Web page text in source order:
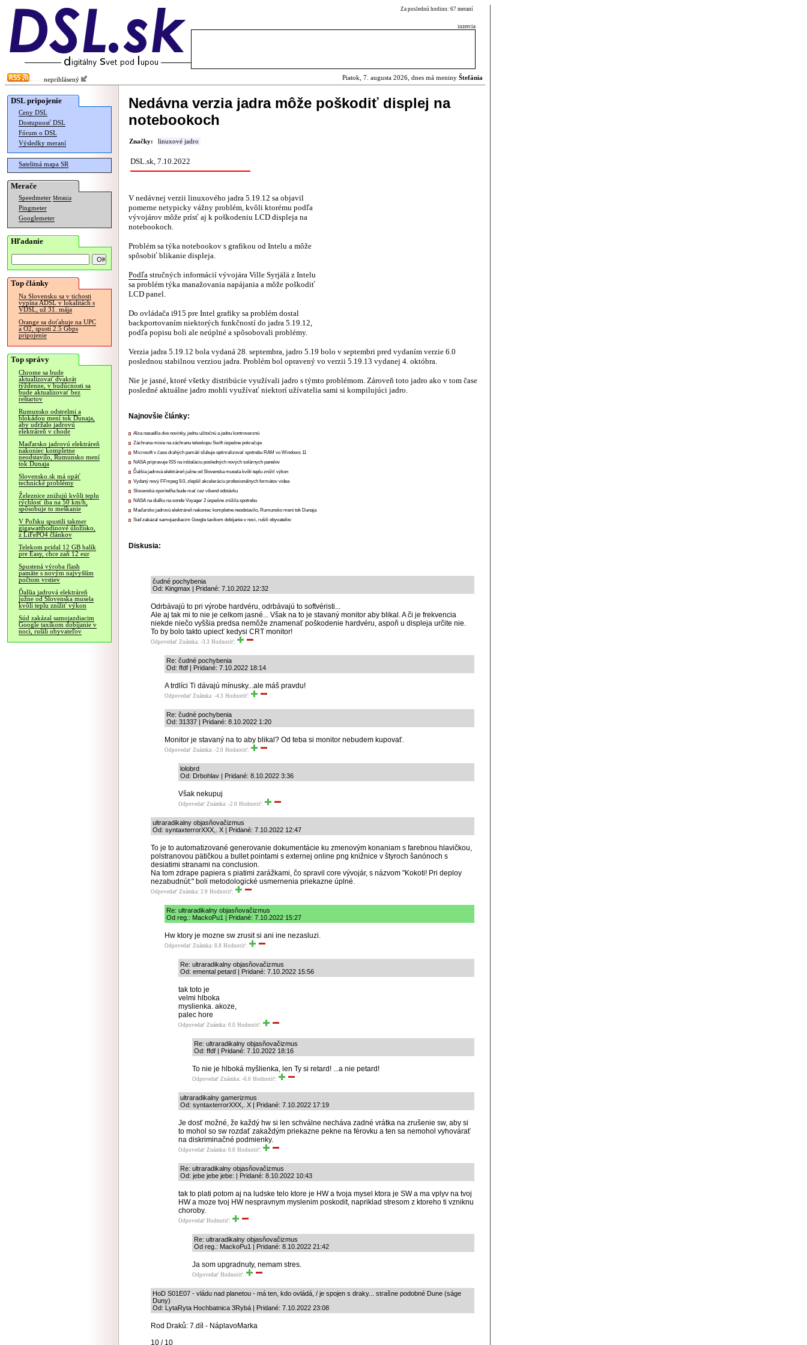
Za poslednú hodinu: 67 meraní
inzercia
neprihlásený Piatok, 7. augusta 2026, dnes má meniny Štefánia
DSL pripojenie
Ceny DSL
Dostupnosť DSL
Fórum o DSL
Výsledky meraní
Satelitná mapa SR
Merače
Speedmeter Merania
Pingmeter
Googlemeter
Hľadanie
Top články
Na Slovensku sa v tichosti
vypína ADSL v lokalitách s
VDSL, už 31. mája
Orange sa doťahuje na UPC
a O2, spustí 2.5 Gbps
pripojenie
Top správy
Chrome sa bude
aktualizovať dvakrát
týždenne, v budúcnosti sa
bude aktualizovať bez
reštartov
Rumunsko odstrelmi a
blokádou mení tok Dunaja,
aby udržalo jadrovú
elektráreň v chode
Maďarsko jadrovú elektráreň
nakoniec kompletne
neodstavilo, Rumunsko mení
tok Dunaja
Slovensko.sk má opäť
technické problémy
Železnice znižujú kvôli teplu
rýchlosť iba na 50 km/h,
spôsobuje to meškanie
V Poľsku spustili takmer
gigawatthodinové úložisko,
z LiFePO4 článkov
Telekom pridal 12 GB balík
pre Easy, chce zaň 12 eur
Spustená výroba flash
pamäte s novým najvyšším
počtom vrstiev
Ďalšia jadrová elektráreň
južne od Slovenska musela
kvôli teplu znížiť výkon
Súd zakázal samojazdiacim
Google taxíkom dobíjanie v
noci, rušili obyvateľov
Nedávna verzia jadra môže poškodiť displej na
notebookoch
Značky: linuxové jadro
DSL.sk, 7.10.2022
V nedávnej verzii linuxového jadra 5.19.12 sa objavil
pomerne netypicky vážny problém, kvôli ktorému podľa
vývojárov môže prísť aj k poškodeniu LCD displeja na
notebookoch.
Problém sa týka notebookov s grafikou od Intelu a môže
spôsobiť blikanie displeja.
Podľa stručných informácií vývojára Ville Syrjälä z Intelu
sa problém týka manažovania napájania a môže poškodiť
LCD panel.
Do ovládača i915 pre Intel grafiky sa problém dostal
backportovaním niektorých funkčností do jadra 5.19.12,
podľa popisu boli ale neúplné a spôsobovali problémy.
Verzia jadra 5.19.12 bola vydaná 28. septembra, jadro 5.19 bolo v septembri pred vydaním verzie 6.0
poslednou stabilnou verziou jadra. Problém bol opravený vo verzii 5.19.13 vydanej 4. októbra.
Nie je jasné, ktoré všetky distribúcie využívali jadro s týmto problémom. Zároveň toto jadro ako v tom čase
posledné aktuálne jadro mohli využívať niektorí užívatelia sami si kompilujúci jadro.
Najnovšie články:
Alza nasadila dve novinky, jednu užitočnú a jednu kontroverznú
Záchrana misie na záchranu teleskopu Swift úspešne pokračuje
Microsoft v čase drahých pamätí sľubuje optimalizovať spotrebu RAM vo Windows 11
NASA pripravuje ISS na inštaláciu posledných nových solárnych panelov
Ďalšia jadrová elektráreň južne od Slovenska musela kvôli teplu znížiť výkon
Vydaný nový FFmpeg 9.0, zlepšil akceleráciu profesionálnych formátov videa
Slovenská sporiteľňa bude mať cez víkend odstávku
NASA na diaľku na sonde Voyager 2 úspešne znížila spotrebu
Maďarsko jadrovú elektráreň nakoniec kompletne neodstavilo, Rumunsko mení tok Dunaja
Súd zakázal samojazdiacim Google taxíkom dobíjanie v noci, rušili obyvateľov
Diskusia:
čudné pochybenia
Od: Kingmax | Pridané: 7.10.2022 12:32
Odrbávajú to pri výrobe hardvéru, odrbávajú to softvéristi...
Ale aj tak mi to nie je celkom jasné... Však na to je stavaný monitor aby blikal. A či je frekvencia
niekde niečo vyššia predsa nemôže znamenať poškodenie hardvéru, aspoň u displeja určite nie.
To by bolo takto upiecť kedysi CRT monitor!
Odpovedať Známka: -3.3 Hodnotiť:
Re: čudné pochybenia
Od: ffdf | Pridané: 7.10.2022 18:14
A trdlíci Ti dávajú mínusky...ale máš pravdu!
Odpovedať Známka: -4.3 Hodnotiť:
Re: čudné pochybenia
Od: 31337 | Pridané: 8.10.2022 1:20
Monitor je stavaný na to aby blikal? Od teba si monitor nebudem kupovať.
Odpovedať Známka: -2.0 Hodnotiť:
lolobrd
Od: Drbohlav | Pridané: 8.10.2022 3:36
Však nekupuj
Odpovedať Známka: -2.0 Hodnotiť:
ultraradikalny objasňovačizmus
Od: syntaxterrorXXX,. X | Pridané: 7.10.2022 12:47
To je to automatizované generovanie dokumentácie ku zmenovým konaniam s farebnou hlavičkou,
polstranovou pätičkou a bullet pointami s externej online png knižnice v štyroch šanónoch s
desiatimi stranami na conclusion.
Na tom zdrape papiera s piatimi zarážkami, čo spravil core vývojár, s názvom "Kokoti! Pri deploy
nezabudnút:" boli metodologické usmernenia priekazne úplné.
Odpovedať Známka: 2.9 Hodnotiť:
Re: ultraradikalny objasňovačizmus
Od reg.: MackoPu1 | Pridané: 7.10.2022 15:27
Hw ktory je mozne sw zrusit si ani ine nezasluzi.
Odpovedať Známka: 8.8 Hodnotiť:
Re: ultraradikalny objasňovačizmus
Od: emental petard | Pridané: 7.10.2022 15:56
tak toto je
velmi hlboka
myslienka. akoze,
palec hore
Odpovedať Známka: 0.0 Hodnotiť:
Re: ultraradikalny objasňovačizmus
Od: ffdf | Pridané: 7.10.2022 18:16
To nie je hlboká myšlienka, len Ty si retard! ...a nie petard!
Odpovedať Známka: -6.0 Hodnotiť:
ultraradikalny gamerizmus
Od: syntaxterrorXXX,. X | Pridané: 7.10.2022 17:19
Je dosť možné, že každý hw si len schválne necháva zadné vrátka na zrušenie sw, aby si
to mohol so sw rozdať zakaždým priekazne pekne na férovku a ten sa nemohol vyhovárať
na diskriminačné podmienky.
Odpovedať Známka: 0.0 Hodnotiť:
Re: ultraradikalny objasňovačizmus
Od: jebe jebe jebe: | Pridané: 8.10.2022 10:43
tak to plati potom aj na ludske telo ktore je HW a tvoja mysel ktora je SW a ma vplyv na tvoj
HW a moze tvoj HW nespravnym myslenim poskodit, napriklad stresom z ktoreho ti vzniknu
choroby.
Odpovedať Hodnotiť:
Re: ultraradikalny objasňovačizmus
Od reg.: MackoPu1 | Pridané: 8.10.2022 21:42
Ja som upgradnuty, nemam stres.
Odpovedať Hodnotiť:
HoD S01E07 - vládu nad planetou - má ten, kdo ovládá, / je spojen s draky... strašne podobné Dune (ságe
Duny)
Od: LytaRyta Hochbatnica 3Rybá | Pridané: 7.10.2022 23:08
Rod Draků: 7.díl - NáplavoMarka
10 / 10